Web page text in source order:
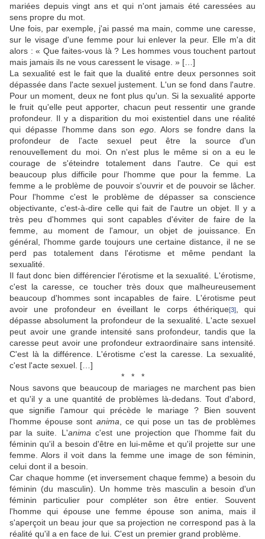
mariées depuis vingt ans et qui n'ont jamais été caressées au
sens propre du mot.
Une fois, par exemple, j'ai passé ma main, comme une caresse,
sur le visage d'une femme pour lui enlever la peur. Elle m'a dit
alors : « Que faites-vous là ? Les hommes vous touchent partout
mais jamais ils ne vous caressent le visage. » […]
La sexualité est le fait que la dualité entre deux personnes soit
dépassée dans l'acte sexuel justement. L'un se fond dans l'autre.
Pour un moment, deux ne font plus qu'un. Si la sexualité apporte
le fruit qu'elle peut apporter, chacun peut ressentir une grande
profondeur. Il y a disparition du moi existentiel dans une réalité
qui dépasse l'homme dans son ego . Alors se fondre dans la
profondeur de l'acte sexuel peut être la source d'un
renouvellement du moi. On n'est plus le même si on a eu le
courage de s'éteindre totalement dans l'autre. Ce qui est
beaucoup plus difficile pour l'homme que pour la femme. La
femme a le problème de pouvoir s'ouvrir et de pouvoir se lâcher.
Pour l'homme c'est le problème de dépasser sa conscience
objectivante, c'est-à-dire celle qui fait de l'autre un objet. Il y a
très peu d'hommes qui sont capables d'éviter de faire de la
femme, au moment de l'amour, un objet de jouissance. En
général, l'homme garde toujours une certaine distance, il ne se
perd pas totalement dans l'érotisme et même pendant la
sexualité.
Il faut donc bien différencier l'érotisme et la sexualité. L'érotisme,
c'est la caresse, ce toucher très doux que malheureusement
beaucoup d'hommes sont incapables de faire. L'érotisme peut
avoir une profondeur en éveillant le corps éthérique[3], qui
dépasse absolument la profondeur de la sexualité. L'acte sexuel
peut avoir une grande intensité sans profondeur, tandis que la
caresse peut avoir une profondeur extraordinaire sans intensité.
C'est là la différence. L'érotisme c'est la caresse. La sexualité,
c'est l'acte sexuel. […]
* * *
Nous savons que beaucoup de mariages ne marchent pas bien
et qu'il y a une quantité de problèmes là-dedans. Tout d'abord,
que signifie l'amour qui précède le mariage ? Bien souvent
l'homme épouse sont anima , ce qui pose un tas de problèmes
par la suite. L'anima c'est une projection que l'homme fait du
féminin qu'il a besoin d'être en lui-même et qu'il projette sur une
femme. Alors il voit dans la femme une image de son féminin,
celui dont il a besoin.
Car chaque homme (et inversement chaque femme) a besoin du
féminin (du masculin). Un homme très masculin a besoin d'un
féminin particulier pour compléter son être entier. Souvent
l'homme qui épouse une femme épouse son anima, mais il
s'aperçoit un beau jour que sa projection ne correspond pas à la
réalité qu'il a en face de lui. C'est un premier grand problème.